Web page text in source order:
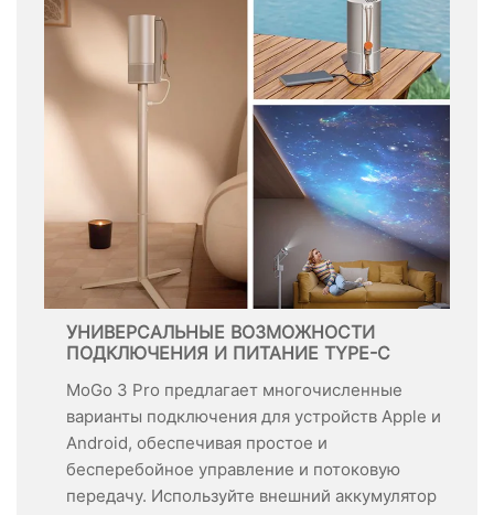
УНИВЕРСАЛЬНЫЕ ВОЗМОЖНОСТИ
ПОДКЛЮЧЕНИЯ И ПИТАНИЕ TYPE-C
MoGo 3 Pro предлагает многочисленные
варианты подключения для устройств Apple и
Android, обеспечивая простое и
бесперебойное управление и потоковую
передачу. Используйте внешний аккумулятор